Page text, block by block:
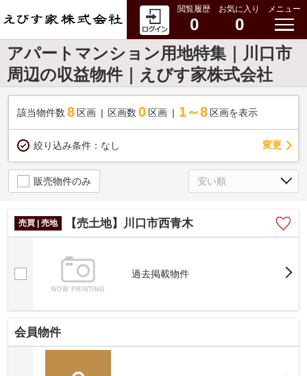
閲覧履歴
0
お気に入り
0
メニュー
アパートマンション用地特集｜川口市
周辺の収益物件｜えびす家株式会社
該当物件数 8 区画 区画数 0 区画 1～8 区画を表示
絞り込み条件： なし 変更
販売物件のみ
売買 | 売地 【売土地】川口市西青木
過去掲載物件
会員物件